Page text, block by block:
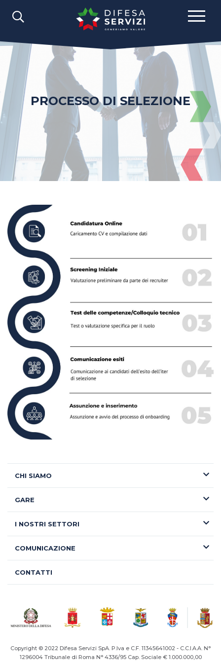
PROCESSO DI SELEZIONE
CHI SIAMO
GARE
I NOSTRI SETTORI
COMUNICAZIONE
CONTATTI
Copyright © 2022 Difesa Servizi SpA. P.Iva e C.F. 11345641002 - C.C.I.A.A. N°
1296004Tribunale di Roma N° 4336/95 Cap. Sociale € 1.000.000,00